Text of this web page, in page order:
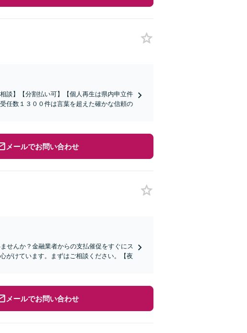
談】【分割払い可】【個人再生は県内申立件
任数１３００件は言葉を超えた確かな信頼の
メールでお問い合わせ
せんか？金融業者からの支払催促をすぐにス
がけています。まずはご相談ください。【夜
メールでお問い合わせ